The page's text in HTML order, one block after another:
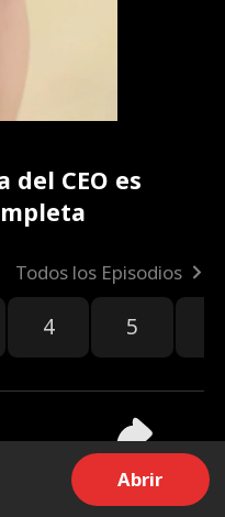
del CEO es
Todos los Episodios
4 5
Compartir
Abrir